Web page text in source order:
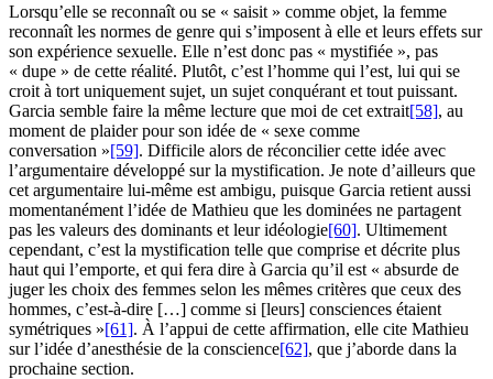
Lorsqu’elle se reconnaît ou se « saisit » comme objet, la femme
reconnaît les normes de genre qui s’imposent à elle et leurs effets sur
son expérience sexuelle. Elle n’est donc pas « mystifiée », pas
« dupe » de cette réalité. Plutôt, c’est l’homme qui l’est, lui qui se
croit à tort uniquement sujet, un sujet conquérant et tout puissant.
Garcia semble faire la même lecture que moi de cet extrait[58], au
moment de plaider pour son idée de « sexe comme
conversation »[59]. Difficile alors de réconcilier cette idée avec
l’argumentaire développé sur la mystification. Je note d’ailleurs que
cet argumentaire lui-même est ambigu, puisque Garcia retient aussi
momentanément l’idée de Mathieu que les dominées ne partagent
pas les valeurs des dominants et leur idéologie[60]. Ultimement
cependant, c’est la mystification telle que comprise et décrite plus
haut qui l’emporte, et qui fera dire à Garcia qu’il est « absurde de
juger les choix des femmes selon les mêmes critères que ceux des
hommes, c’est-à-dire […] comme si [leurs] consciences étaient
symétriques »[61]. À l’appui de cette affirmation, elle cite Mathieu
sur l’idée d’anesthésie de la conscience[62], que j’aborde dans la
prochaine section.